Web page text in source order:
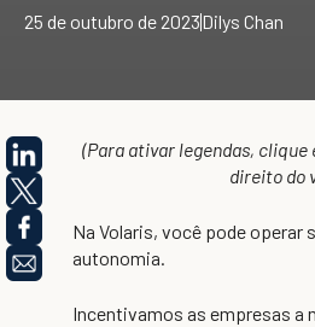
25 de outubro de 2023Dilys Chan
(Para ativar legendas, clique
direito do
Na Volaris, você pode operar
autonomia.
Incentivamos as empresas a